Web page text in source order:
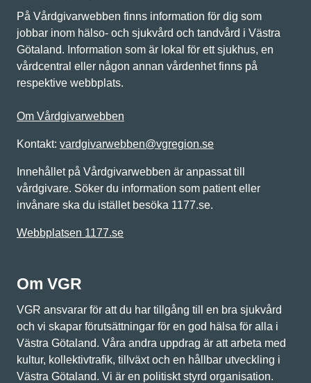
På Vårdgivarwebben finns information för dig som
jobbar inom hälso- och sjukvård och tandvård i Västra
Götaland. Information som är lokal för ett sjukhus, en
vårdcentral eller någon annan vårdenhet finns på
respektive webbplats.
Om Vårdgivarwebben
Kontakt: vardgivarwebben@vgregion.se
Innehållet på Vårdgivarwebben är anpassat till
vårdgivare. Söker du information som patient eller
invånare ska du istället besöka 1177.se.
Webbplatsen 1177.se
Om VGR
VGR ansvarar för att du har tillgång till en bra sjukvård
och vi skapar förutsättningar för en god hälsa för alla i
Västra Götaland. Våra andra uppdrag är att arbeta med
kultur, kollektivtrafik, tillväxt och en hållbar utveckling i
Västra Götaland. Vi är en politiskt styrd organisation.